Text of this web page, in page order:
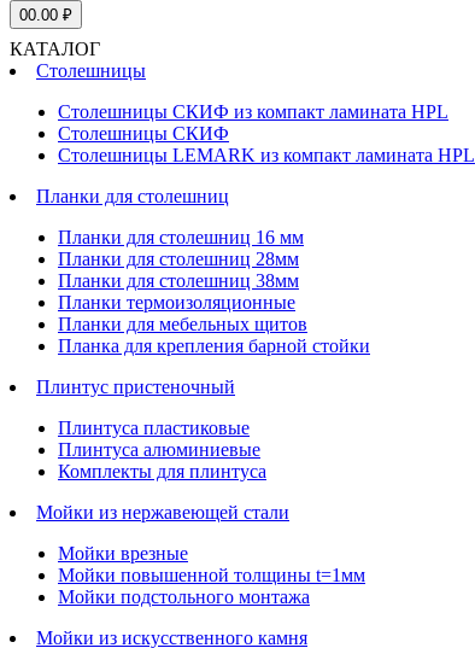
00.00 ₽
КАТАЛОГ
Столешницы
Столешницы СКИФ из компакт ламината HPL
Столешницы СКИФ
Столешницы LEMARK из компакт ламината HPL
Планки для столешниц
Планки для столешниц 16 мм
Планки для столешниц 28мм
Планки для столешниц 38мм
Планки термоизоляционные
Планки для мебельных щитов
Планка для крепления барной стойки
Плинтус пристеночный
Плинтуса пластиковые
Плинтуса алюминиевые
Комплекты для плинтуса
Мойки из нержавеющей стали
Мойки врезные
Мойки повышенной толщины t=1мм
Мойки подстольного монтажа
Мойки из искусственного камня